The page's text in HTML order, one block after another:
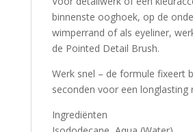
binnenste ooghoek, op de
wimperrand of als eyeliner,
de Pointed Detail Brush.
Werk snel – de formule fixeert
seconden voor een longlasting
Ingrediënten